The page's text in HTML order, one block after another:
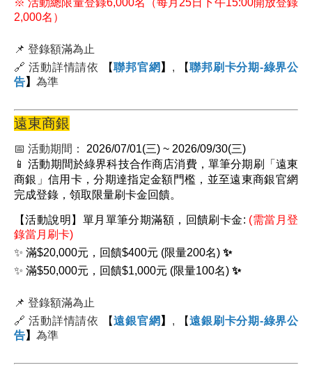
※ 活動總限量登錄6,000名（每月25日下午15:00開放登錄
2,000名）
📌 登錄額滿為止
🔗 活動詳情請依
【聯邦官網 】 , 【聯邦刷卡分期-綠界公
告】 為準
遠東商銀
📅 活動期間： 2026/07/01(三) ~ 2026/09/30(三)
📱活動期間於綠界科技合作商店消費， 單筆分期 刷「遠東
商銀」信用卡，分期達指定金額門檻，並至遠東商銀官網
完成登錄，領取限量刷卡金回饋。
【活動說明】 單月單筆分期滿額，回饋刷卡金: (需當月登
錄當月刷卡)
✨ 滿$20,000元，回饋$400元 (限量200名) ✨
✨ 滿$50,000元，回饋$1,000元 (限量100名) ✨
📌 登錄額滿為止
🔗 活動詳情請依
【遠銀官網 】 , 【遠銀刷卡分期-綠界公
告】 為準